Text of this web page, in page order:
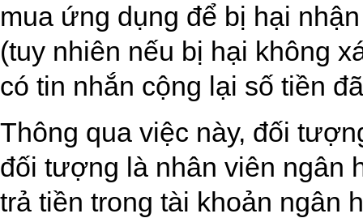
mua ứng dụng để bị hại
(tuy nhiên nếu bị hại không
có tin nhắn cộng lại số tiền
Thông qua việc này, đối
đối tượng là nhân viên ngân
trả tiền trong tài khoản ngân